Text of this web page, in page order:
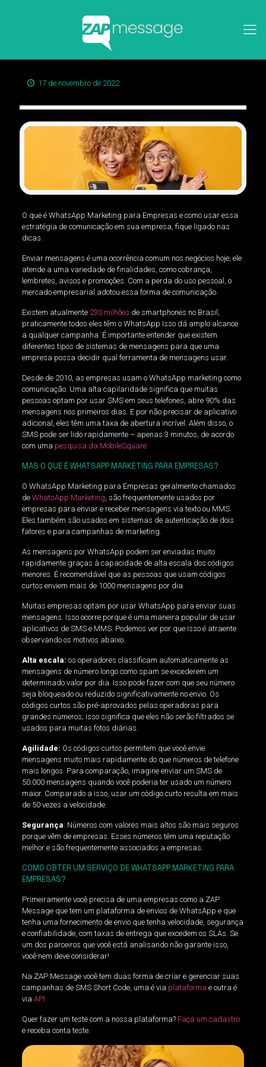
17 de novembro de 2022
O que é WhatsApp Marketing para Empresas e como usar essa
estratégia de comunicação em sua empresa, fique ligado nas
dicas.
Enviar mensagens é uma ocorrência comum nos negócios hoje; ele
atende a uma variedade de finalidades, como cobrança,
lembretes, avisos e promoções. Com a perda do uso pessoal, o
mercado empresarial adotou essa forma de comunicação.
Existem atualmente230 milhões de smartphones no Brasil,
praticamente todos eles têm o WhatsApp Isso dá amplo alcance
a qualquer campanha. É importante entender que existem
diferentes tipos de sistemas de mensagens para que uma
empresa possa decidir qual ferramenta de mensagens usar.
Desde de 2010, as empresas usam o WhatsApp marketing como
comunicação. Uma alta capilaridade significa que muitas
pessoas optam por usar SMS em seus telefones, abre 90% das
mensagens nos primeiros dias. E por não precisar de aplicativo
adicional, eles têm uma taxa de abertura incrível. Além disso, o
SMS pode ser lido rapidamente – apenas 3 minutos, de acordo
com uma pesquisa da MobileSquare
MAS O QUE É WHATSAPP MARKETING PARA EMPRESAS?
O WhatsApp Marketing para Empresas geralmente chamados
de WhatsApp Marketing , são frequentemente usados ​​por
empresas para enviar e receber mensagens via texto ou MMS.
Eles também são usados ​​em sistemas de autenticação de dois
fatores e para campanhas de marketing.
As mensagens por WhatsApp podem ser enviadas muito
rapidamente graças à capacidade de alta escala dos códigos
menores. É recomendável que as pessoas que usam códigos
curtos enviem mais de 1000 mensagens por dia.
Muitas empresas optam por usar WhatsApp para enviar suas
mensagens. Isso ocorre porque é uma maneira popular de usar
aplicativos de SMS e MMS. Podemos ver por que isso é atraente
observando os motivos abaixo.
Alta escala: os operadores classificam automaticamente as
mensagens de número longo como spam se excederem um
determinado valor por dia. Isso pode fazer com que seu número
seja bloqueado ou reduzido significativamente no envio. Os
códigos curtos são pré-aprovados pelas operadoras para
grandes números; isso significa que eles não serão filtrados se
usados ​​para muitas fotos diárias.
Agilidade: Os códigos curtos permitem que você envie
mensagens muito mais rapidamente do que números de telefone
mais longos. Para comparação, imagine enviar um SMS de
50.000 mensagens quando você poderia ter usado um número
maior. Comparado a isso, usar um código curto resulta em mais
de 50 vezes a velocidade.
Segurança: Números com valores mais altos são mais seguros
porque vêm de empresas. Esses números têm uma reputação
melhor e são frequentemente associados a empresas.
COMO OBTER UM SERVIÇO DE WHATSAPP MARKETING PARA
EMPRESAS?
Primeiramente você precisa de uma empresas como a ZAP
Message que tem um plataforma de envios de WhatsApp e que
tenha uma fornecimento de envio que tenha velocidade, segurança
e confiabilidade, com taxas de entrega que excedem os SLAs. Se
um dos parceiros que você está analisando não garante isso,
você nem deve considerar!
Na ZAP Message você tem duas forma de criar e gerenciar suas
campanhas de SMS Short Code, uma é via plataforma e outra é
via API
Quer fazer um teste com a nossa plataforma?Faça um cadastro
e receba conta teste.